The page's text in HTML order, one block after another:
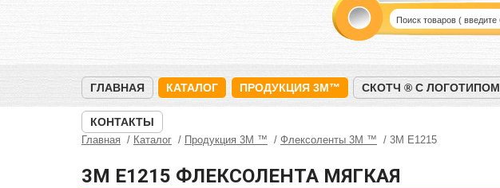
ГЛАВНАЯ КАТАЛОГ ПРОДУКЦИЯ 3M™ СКОТЧ ® С ЛОГОТИПОМ
КОНТАКТЫ
Главная Каталог Продукция 3M ™ Флексоленты 3М ™ 3M E1215
3M E1215 ФЛЕКСОЛЕНТА МЯГКАЯ